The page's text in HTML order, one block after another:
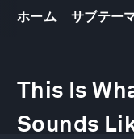
ホーム サブテー
This Is
Sounds
seconds
minutes,
27